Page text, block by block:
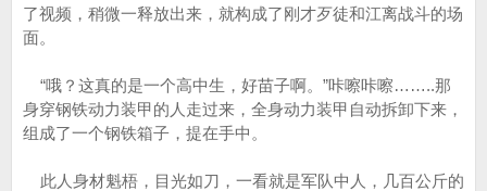
了视频，稍微一释放出来，就构成了刚才歹徒和江离战斗的场
面。
“哦？这真的是一个高中生，好苗子啊。”咔嚓咔嚓……..那
身穿钢铁动力装甲的人走过来，全身动力装甲自动拆卸下来，
组成了一个钢铁箱子，提在手中。
此人身材魁梧，目光如刀，一看就是军队中人，几百公斤的